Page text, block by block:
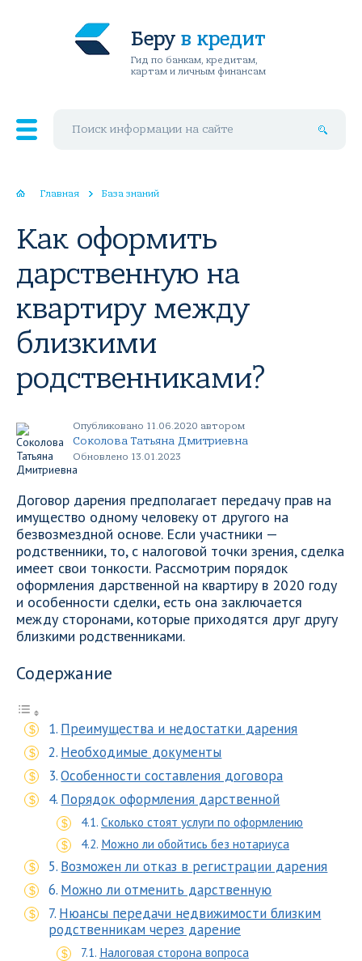
Беру в кредит
Гид по банкам, кредитам,
картам и личным финансам
Главная База знаний
Как оформить
дарственную на
квартиру между
близкими
родственниками?
Опубликовано 11.06.2020 автором
Соколова Татьяна Дмитриевна
Обновлено 13.01.2023
Договор дарения предполагает передачу прав на
имущество одному человеку от другого на
безвозмездной основе. Если участники —
родственники, то, с налоговой точки зрения, сделка
имеет свои тонкости. Рассмотрим порядок
оформления дарственной на квартиру в 2020 году
и особенности сделки, есть она заключается
между сторонами, которые приходятся друг другу
близкими родственниками.
Содержание
Преимущества и недостатки дарения
Необходимые документы
Особенности составления договора
Порядок оформления дарственной
Сколько стоят услуги по оформлению
Можно ли обойтись без нотариуса
Возможен ли отказ в регистрации дарения
Можно ли отменить дарственную
Нюансы передачи недвижимости близким
родственникам через дарение
Налоговая сторона вопроса